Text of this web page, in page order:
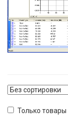
Только товары